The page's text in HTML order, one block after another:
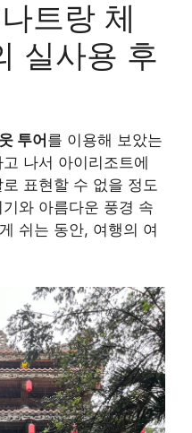
트랑 체
실사용 후
투어 를 이용해 보았는
나서 아이리조트에
표현할 수 없을 정도
와 아름다운 풍경 속
쉬는 동안, 여행의 여